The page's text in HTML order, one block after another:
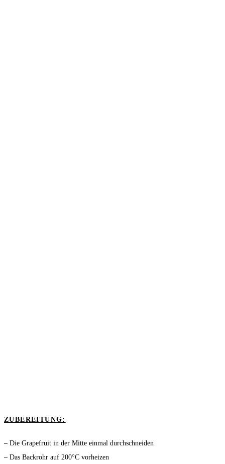
ZUBEREITUNG:
– Die Grapefruit in der Mitte einmal durchschneiden
– Das Backrohr auf 200°C vorheizen